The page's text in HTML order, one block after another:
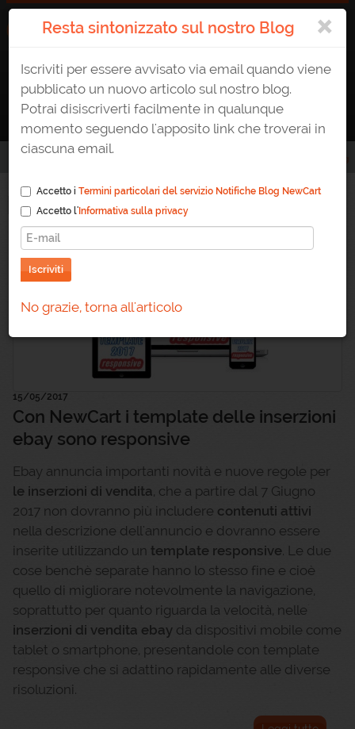
ATTIVA UN E-SHOP 0823 1765307 AREA CLIENTE
Blog
15/05/2017
Con NewCart i template delle inserzioni
ebay sono responsive
Ebay annuncia importanti novità e nuove regole per
le inserzioni di vendita, che a partire dal 7 Giugno
2017 non dovranno più includere contenuti attivi
nella descrizione dell'annuncio e dovranno essere
inserite utilizzando un template responsive. Le due
cose benchè separate hanno lo stesso fine e cioè
quello di migliorare notevolmente la navigazione,
soprattutto per quanto riguarda la velocità, nelle
inserzioni di vendita ebay da dispositivi mobile come
tablet o smartphone, presentandole con template
responsive che si adattino rapidamente alle diverse
risoluzioni.
×
Resta sintonizzato sul nostro Blog
Iscriviti per essere avvisato via email quando viene
pubblicato un nuovo articolo sul nostro blog.
Potrai disiscriverti facilmente in qualunque
momento seguendo l'apposito link che troverai in
ciascuna email.
Accetto i Termini particolari del servizio Notifiche Blog NewCart
Accetto l' Informativa sulla privacy
Iscriviti
No grazie, torna all'articolo